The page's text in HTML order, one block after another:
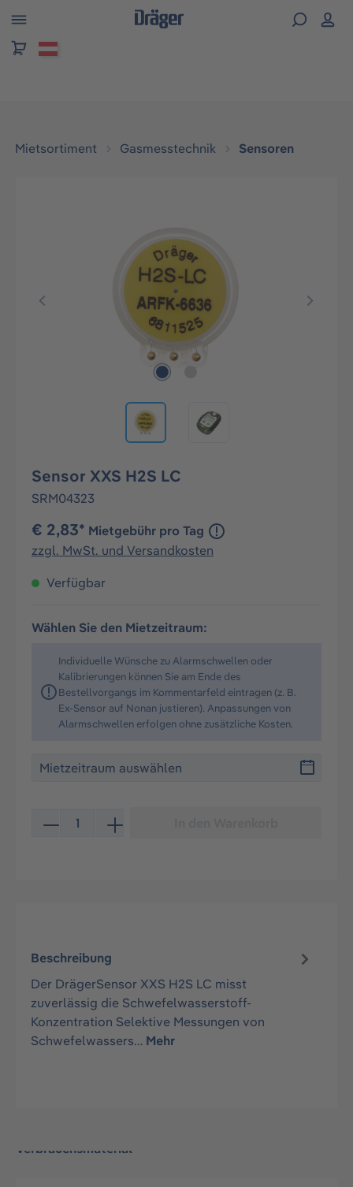
springen
Mietsortiment Gasmesstechnik Sensoren
Sensor XXS H2S LC
SRM04323
Mietgebühr pro Tag
€ 2,83*
zzgl. MwSt. und Versandkosten
Verfügbar
Wählen Sie den Mietzeitraum:
Individuelle Wünsche zu Alarmschwellen oder
Kalibrierungen können Sie am Ende des
Bestellvorgangs im Kommentarfeld eintragen (z. B.
Ex-Sensor auf Nonan justieren). Anpassungen von
Alarmschwellen erfolgen ohne zusätzliche Kosten.
Produkt Anzahl: Gib den gewünschten Wert ein oder
Beschreibung
Der DrägerSensor XXS H2S LC misst
zuverlässig die Schwefelwasserstoff-
Konzentration Selektive Messungen von
Schwefelwassers… Mehr
Verbrauchsmaterial